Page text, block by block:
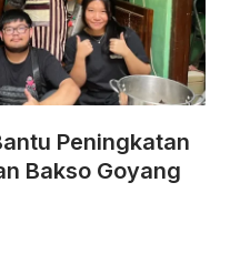
Peningkatan
Bakso Goyang